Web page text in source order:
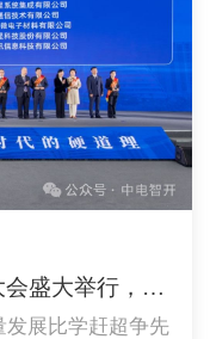
武汉经开区经济高质量发展大会盛大举行，中电智开荣膺...
发展比学赶超争先